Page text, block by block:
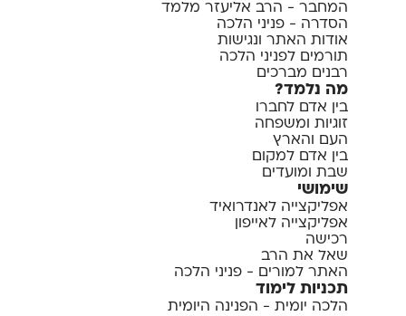
המחבר - הרב אליעזר מלמד
הסדרה - פניני הלכה
אודות האתר ונגישות
תורמים לפניני הלכה
רבנים מברכים
מה נלמד?
בין אדם לחברו
זוגיות ומשפחה
העם והארץ
בין אדם למקום
שבת ומועדים
שימושי
אפליקצייה לאנדרואיד
אפליקצייה לאייפון
רכישה
שאל את הרב
האתר למורים - פניני הלכה
תכניות לימוד
הלכה יומית - הפנינה היומית